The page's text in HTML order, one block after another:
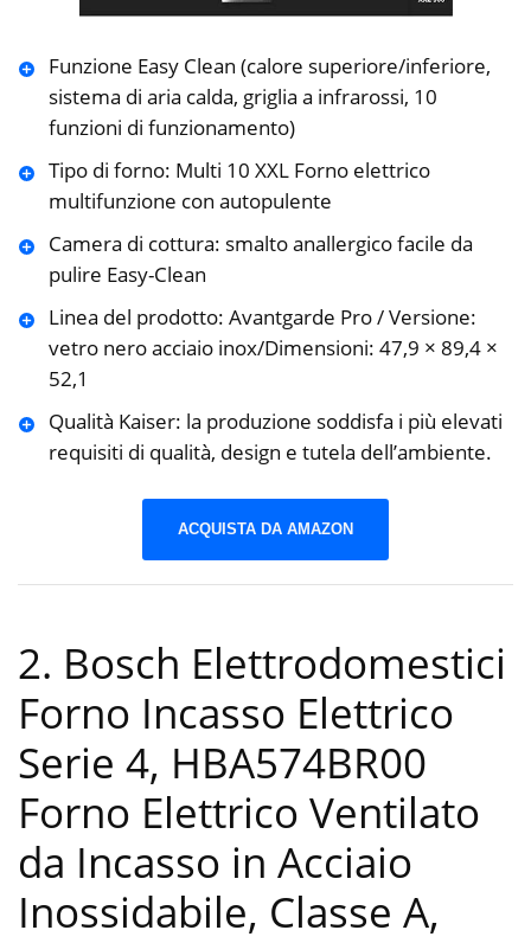
Funzione Easy Clean (calore superiore/inferiore,
sistema di aria calda, griglia a infrarossi, 10
funzioni di funzionamento)
Tipo di forno: Multi 10 XXL Forno elettrico
multifunzione con autopulente
Camera di cottura: smalto anallergico facile da
pulire Easy-Clean
Linea del prodotto: Avantgarde Pro / Versione:
vetro nero acciaio inox/Dimensioni: 47,9 × 89,4 ×
52,1
Qualità Kaiser: la produzione soddisfa i più elevati
requisiti di qualità, design e tutela dell’ambiente.
ACQUISTA DA AMAZON
2. Bosch Elettrodomestici
Forno Incasso Elettrico
Serie 4, HBA574BR00
Forno Elettrico Ventilato
da Incasso in Acciaio
Inossidabile, Classe A,